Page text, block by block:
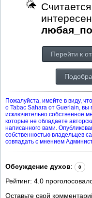
Перейти к
Пожалуйста, имейте в виду,
о Tabac Sahara от Guerlain,
исключительно собственное
которые не обладаете
написанного вами.
собственностью владельцев
совпадать с мнением
Обсуждение духов: 0
Рейтинг: 4.0
Оставьте свой